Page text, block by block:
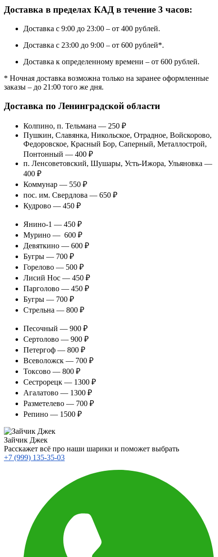
Доставка в пределах КАД в течение 3 часов:
Доставка с 9:00 до 23:00 – от 400 рублей.
Доставка с 23:00 до 9:00 – от 600 рублей*.
Доставка к определенному времени – от 600 рублей.
* Ночная доставка возможна только на заранее оформленные
заказы – до 21:00 того же дня.
Доставка по Ленинградской области
Колпино, п. Тельмана — 250 ₽
Пушкин, Славянка, Никольское, Отрадное, Войскорово,
Федоровское, Красный Бор, Саперный, Металлострой,
Понтонный — 400 ₽
п. Ленсоветовский, Шушары, Усть-Ижора, Ульяновка —
400 ₽
Коммунар — 550 ₽
пос. им. Свердлова — 650 ₽
Кудрово — 450 ₽
Янино-1 — 450 ₽
Мурино — 600 ₽
Девяткино — 600 ₽
Бугры — 700 ₽
Горелово — 500 ₽
Лисий Нос — 450 ₽
Парголово — 450 ₽
Бугры — 700 ₽
Стрельна — 800 ₽
Песочный — 900 ₽
Сертолово — 900 ₽
Петергоф — 800 ₽
Всеволожск — 700 ₽
Токсово — 800 ₽
Сестрорецк — 1300 ₽
Агалатово — 1300 ₽
Разметелево — 700 ₽
Репино — 1500 ₽
Зайчик Джек
Расскажет всё про наши шарики и поможет выбрать
+7 (999) 135-35-03